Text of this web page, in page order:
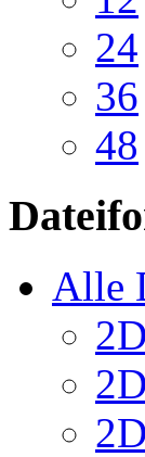
24
36
48
Alle